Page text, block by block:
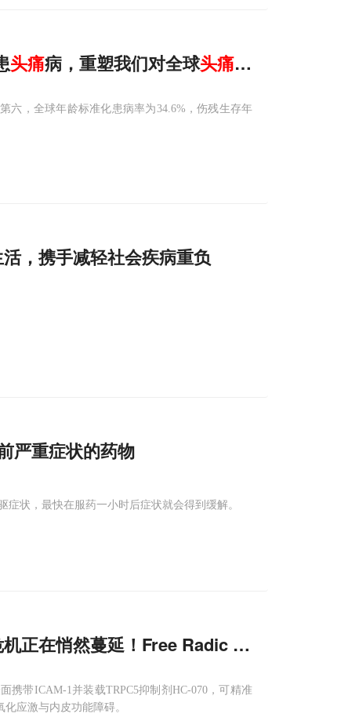
头痛病，重塑我们对全球头痛流行病学的认
六，全球年龄标准化患病率为34.6%，伤残生存年
，携手减轻社会疾病重负
严重症状的药物
症状，最快在服药一小时后症状就会得到缓解。
正在悄然蔓延！Free Radic Biol Med研究
携带ICAM-1并装载TRPC5抑制剂HC-070，可精准
应激与内皮功能障碍。